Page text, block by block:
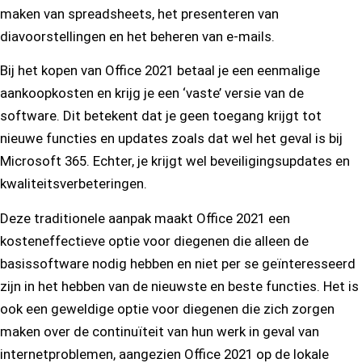
maken van spreadsheets, het presenteren van
diavoorstellingen en het beheren van e-mails.
Bij het kopen van Office 2021 betaal je een eenmalige
aankoopkosten en krijg je een ‘vaste’ versie van de
software. Dit betekent dat je geen toegang krijgt tot
nieuwe functies en updates zoals dat wel het geval is bij
Microsoft 365. Echter, je krijgt wel beveiligingsupdates en
kwaliteitsverbeteringen.
Deze traditionele aanpak maakt Office 2021 een
kosteneffectieve optie voor diegenen die alleen de
basissoftware nodig hebben en niet per se geïnteresseerd
zijn in het hebben van de nieuwste en beste functies. Het is
ook een geweldige optie voor diegenen die zich zorgen
maken over de continuïteit van hun werk in geval van
internetproblemen, aangezien Office 2021 op de lokale